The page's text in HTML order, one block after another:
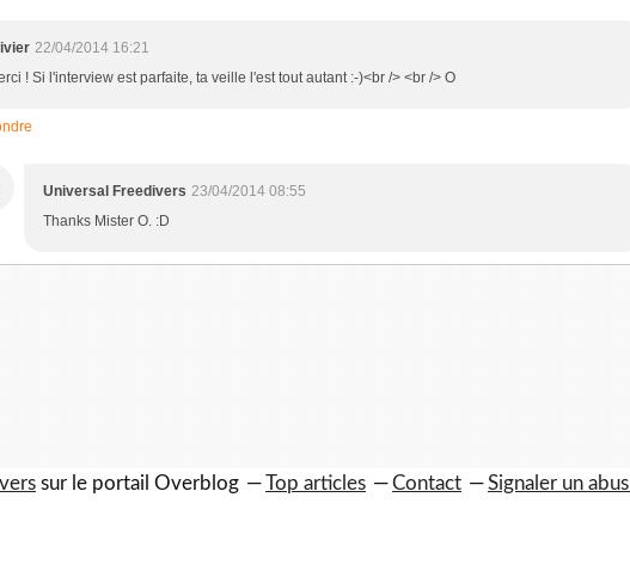
22/04/2014 16:21
! Si l'interview est parfaite, ta veille l'est tout autant :-)<br /> <br /> O
Universal Freedivers 23/04/2014 08:55
Thanks Mister O. :D
sur le portail Overblog Top articles Contact Signaler un abus